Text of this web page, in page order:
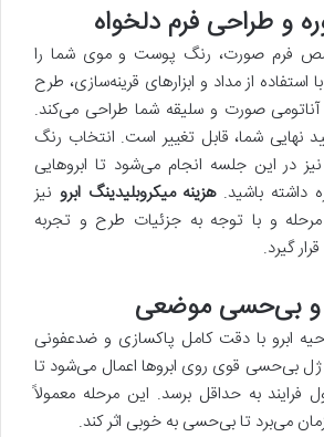
فرم صورت، رنگ پوست و موی شما را
از مداد و ابزارهای قرینه‌سازی، طرح
آناتومی صورت و سلیقه شما طراحی می‌کند.
نهایی شما، قابل تغییر است. انتخاب رنگ
در این جلسه انجام می‌شود تا ابروهایی
داشته باشید.هزینه میکروبلیدینگ ابرو نیز
و با توجه به جزئیات طرح و تجربه
گیرد.
ابرو با دقت کامل پاکسازی و ضدعفونی
بی‌حسی قوی روی ابروها اعمال می‌شود تا
فرایند به حداقل برسد. این مرحله معمولاً